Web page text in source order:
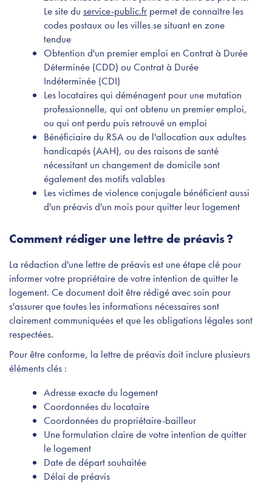
Le site du service-public.fr permet de connaître les
codes postaux ou les villes se situant en zone
tendue
Obtention d'un premier emploi en Contrat à Durée
Déterminée (CDD) ou Contrat à Durée
Indéterminée (CDI)
Les locataires qui déménagent pour une mutation
professionnelle, qui ont obtenu un premier emploi,
ou qui ont perdu puis retrouvé un emploi
Bénéficiaire du RSA ou de l'allocation aux adultes
handicapés (AAH), ou des raisons de santé
nécessitant un changement de domicile sont
également des motifs valables
Les victimes de violence conjugale bénéficient aussi
d'un préavis d'un mois pour quitter leur logement
Comment rédiger une lettre de préavis ?
La rédaction d'une lettre de préavis est une étape clé pour
informer votre propriétaire de votre intention de quitter le
logement. Ce document doit être rédigé avec soin pour
s'assurer que toutes les informations nécessaires sont
clairement communiquées et que les obligations légales sont
respectées.
Pour être conforme, la lettre de préavis doit inclure plusieurs
éléments clés :
Adresse exacte du logement
Coordonnées du locataire
Coordonnées du propriétaire-bailleur
Une formulation claire de votre intention de quitter
le logement
Date de départ souhaitée
Délai de préavis